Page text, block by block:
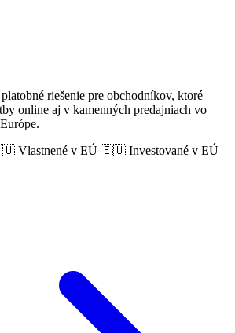
riešenie pre obchodníkov, ktoré
online aj v kamenných predajniach vo
Vlastnené v EÚ 🇪🇺 Investované v EÚ